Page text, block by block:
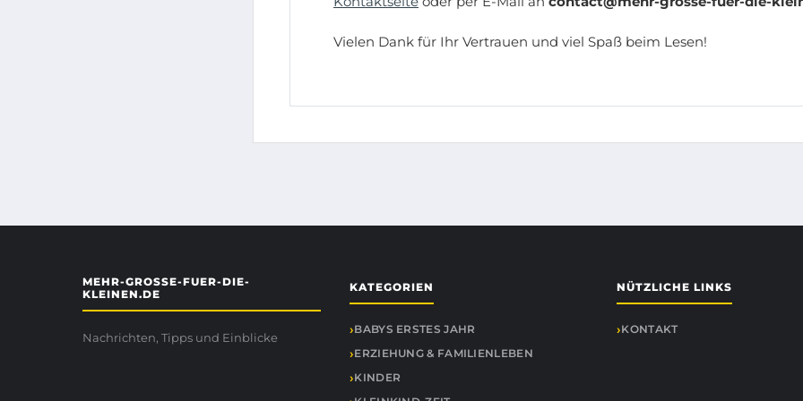
Vielen Dank für Ihr Vertrauen und viel Spaß beim Lesen!
MEHR-GROSSE-FUER-DIE-
KLEINEN.DE
Nachrichten, Tipps und Einblicke
KATEGORIEN
BABYS ERSTES JAHR
ERZIEHUNG & FAMILIENLEBEN
KINDER
NÜTZLICHE LINKS
KONTAKT